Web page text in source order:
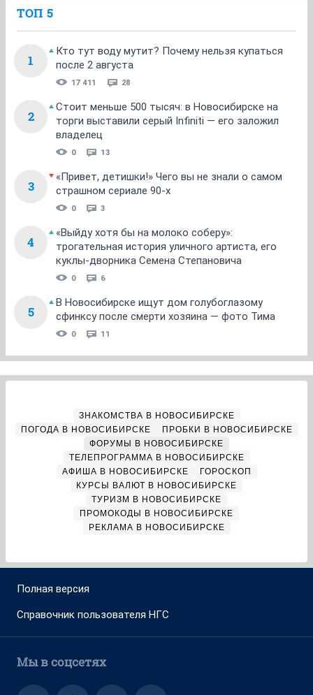
ТОП 5
1
Кто тут воду мутит? Почему нельзя купаться
после 2 августа
17 411 28
2
Стоит меньше 500 тысяч: в Новосибирске на
торги выставили серый Infiniti — его заложил
владелец
0 13
3
«Привет, детишки!» Чего вы не знали о самом
страшном сериале 90-х
0 3
4
«Выйду хотя бы на молоко соберу»:
трогательная история уличного артиста, его
куклы-дворника Семена Степановича
0 6
5
В Новосибирске ищут дом голубоглазому
сфинксу после смерти хозяина — фото Тима
0 11
ЗНАКОМСТВА В НОВОСИБИРСКЕ
ПОГОДА В НОВОСИБИРСКЕ
ПРОБКИ В НОВОСИБИРСКЕ
ФОРУМЫ В НОВОСИБИРСКЕ
ТЕЛЕПРОГРАММА В НОВОСИБИРСКЕ
АФИША В НОВОСИБИРСКЕ
ГОРОСКОП
КУРСЫ ВАЛЮТ В НОВОСИБИРСКЕ
ТУРИЗМ В НОВОСИБИРСКЕ
ПРОМОКОДЫ В НОВОСИБИРСКЕ
РЕКЛАМА В НОВОСИБИРСКЕ
Полная версия
Справочник пользователя НГС
Мы в соцсетях